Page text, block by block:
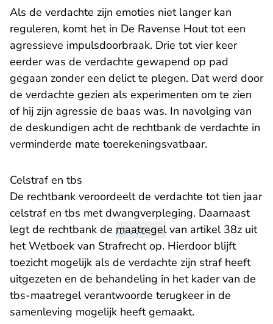
Als de verdachte zijn emoties niet langer kan
reguleren, komt het in De Ravense Hout tot een
agressieve impulsdoorbraak. Drie tot vier keer
eerder was de verdachte gewapend op pad
gegaan zonder een delict te plegen. Dat werd door
de verdachte gezien als experimenten om te zien
of hij zijn agressie de baas was. In navolging van
de deskundigen acht de rechtbank de verdachte in
verminderde mate toerekeningsvatbaar.
Celstraf en tbs
De rechtbank veroordeelt de verdachte tot tien jaar
celstraf en tbs met dwangverpleging. Daarnaast
legt de rechtbank de maatregelvan artikel 38z uit
het Wetboek van Strafrecht op. Hierdoor blijft
toezicht mogelijk als de verdachte zijn straf heeft
uitgezeten en de behandeling in het kader van de
tbs-maatregel verantwoorde terugkeer in de
samenleving mogelijk heeft gemaakt.